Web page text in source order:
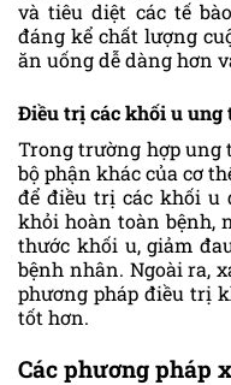
và tiêu diệt các tế
đáng kể chất lượng
ăn uống dễ dàng hơn
Điều trị các khối u ung
Trong trường hợp ung
bộ phận khác của cơ
để điều trị các khối u
khỏi hoàn toàn bệnh,
thước khối u, giảm
bệnh nhân. Ngoài ra,
phương pháp điều trị
tốt hơn.
Các phương pháp